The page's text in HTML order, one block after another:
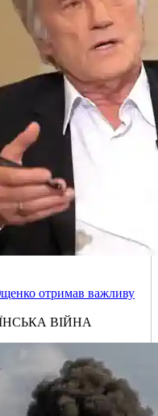
отримав важливу
ВІЙНА